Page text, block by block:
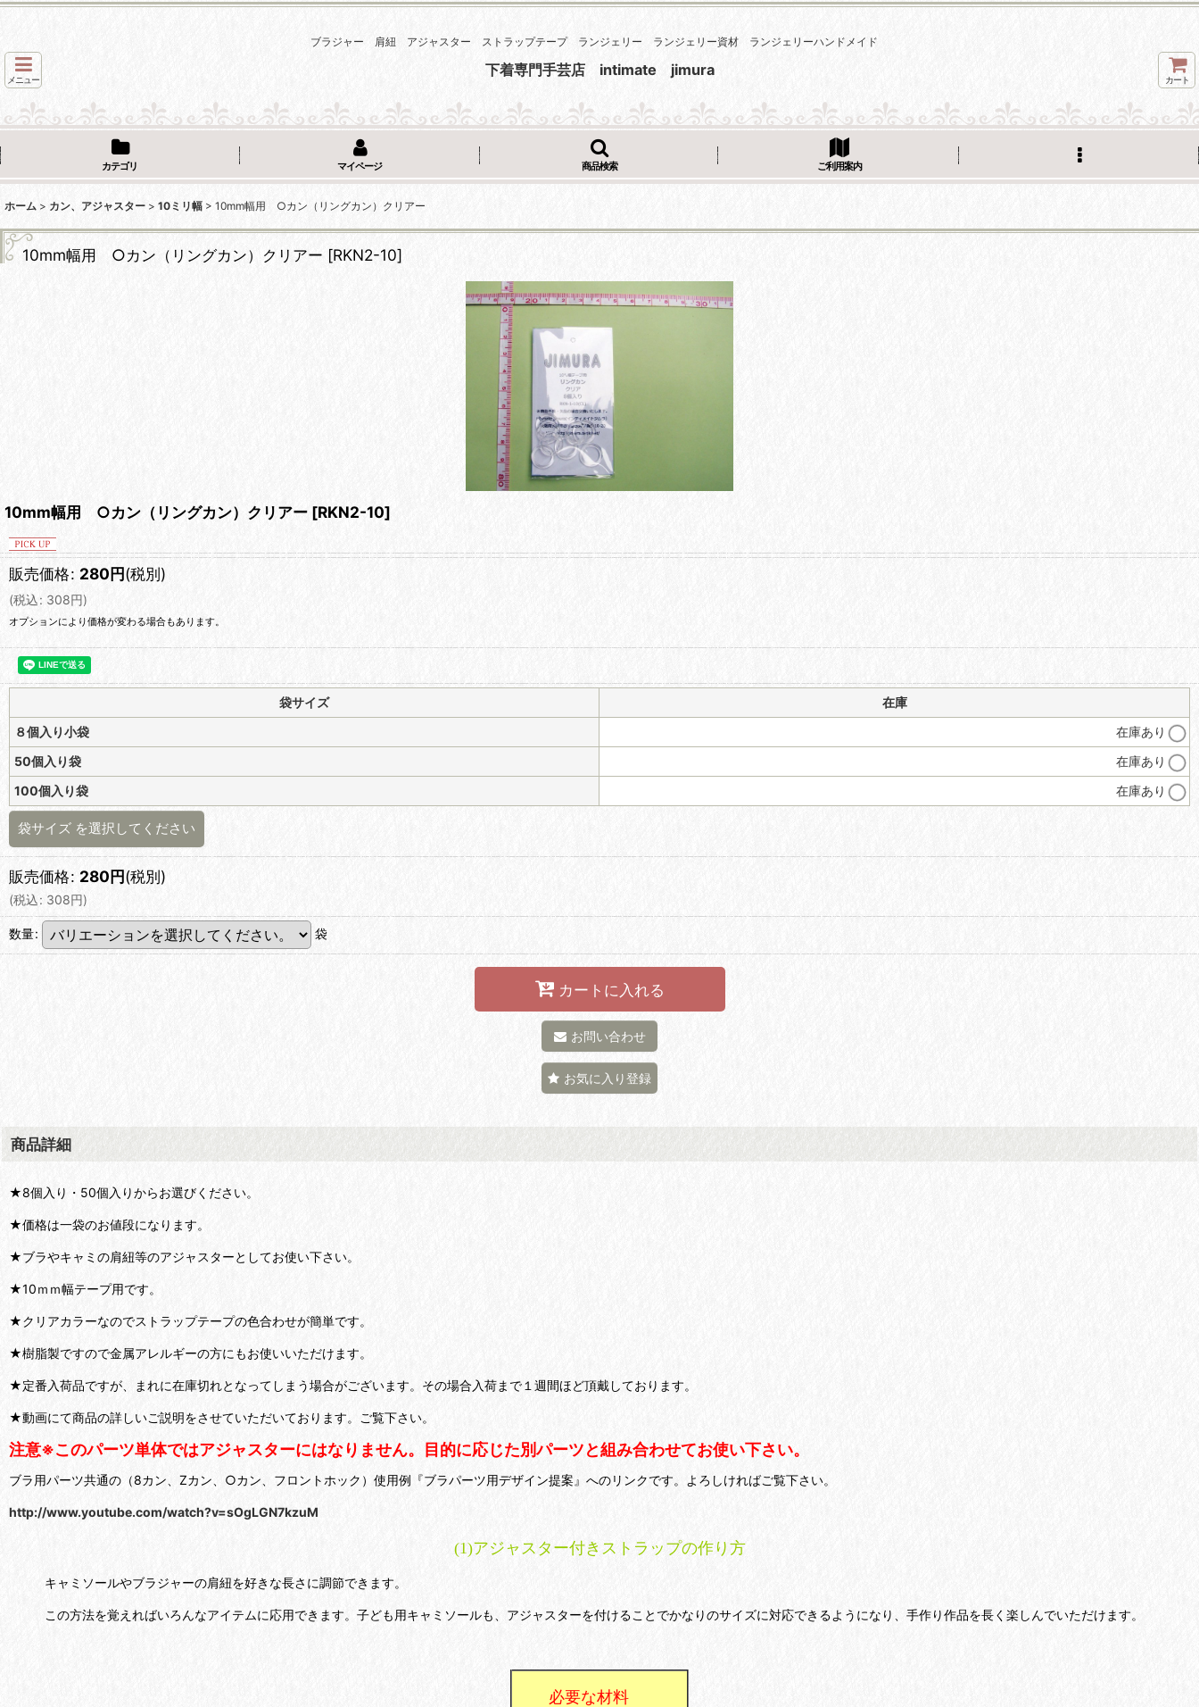
ブラジャー 肩紐 アジャスター ストラップテープ ランジェリー ランジェリー資材 ランジェリーハンドメイド
メニュー
下着専門手芸店 intimate jimura
カート
カテゴリ マイページ 商品検索 ご利用案内
ホーム > カン、アジャスター > 10ミリ幅 > 10mm幅用 ○カン（リングカン）クリアー
10mm幅用 ○カン（リングカン）クリアー [RKN2-10]
10mm幅用 ○カン（リングカン）クリアー [RKN2-10]
販売価格: 280円(税別)
(税込: 308円)
オプションにより価格が変わる場合もあります。
袋サイズ
在庫
８個入り小袋
在庫あり
50個入り袋
在庫あり
100個入り袋
在庫あり
袋サイズ を選択してください
販売価格: 280円(税別)
(税込: 308円)
数量: 袋
カートに入れる
お問い合わせ
お気に入り登録
商品詳細
★8個入り・50個入りからお選びください。
★価格は一袋のお値段になります。
★ブラやキャミの肩紐等のアジャスターとしてお使い下さい。
★10ｍｍ幅テープ用です。
★クリアカラーなのでストラップテープの色合わせが簡単です。
★樹脂製ですので金属アレルギーの方にもお使いいただけます。
★定番入荷品ですが、まれに在庫切れとなってしまう場合がございます。その場合入荷まで１週間ほど頂戴しております。
★動画にて商品の詳しいご説明をさせていただいております。ご覧下さい。
注意※このパーツ単体ではアジャスターにはなりません。目的に応じた別パーツと組み合わせてお使い下さい。
ブラ用パーツ共通の（8カン、Zカン、○カン、フロントホック）使用例『ブラパーツ用デザイン提案』へのリンクです。よろしければご覧下さい。
http://www.youtube.com/watch?v=sOgLGN7kzuM
(1)アジャスター付きストラップの作り方
キャミソールやブラジャーの肩紐を好きな長さに調節できます。
この方法を覚えればいろんなアイテムに応用できます。 子ども用キャミソールも、アジャスターを付けることでかなりのサイズに対応できるようになり、手作り作品を長く楽し んでいただけます。
必要な材料